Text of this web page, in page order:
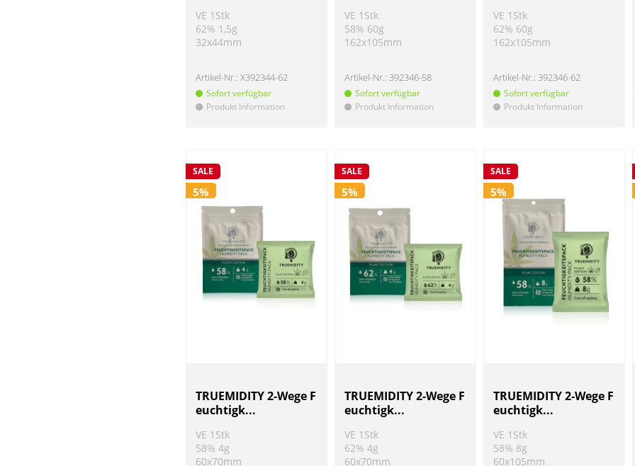
VE 1Stk
62% 1,5g
32x44mm
Artikel-Nr.:X392344-62
Sofort verfügbar
! Produkt Information
VE 1Stk
58% 60g
162x105mm
Artikel-Nr.:392346-58
Sofort verfügbar
! Produkt Information
VE 1Stk
62% 60g
162x105mm
Artikel-Nr.:392346-62
Sofort verfügbar
! Produkt Information
SALE
5%
TRUEMIDITY 2-Wege F
euchtigk...
VE 1Stk
58% 4g
60x70mm
SALE
5%
TRUEMIDITY 2-Wege F
euchtigk...
VE 1Stk
62% 4g
60x70mm
SALE
5%
TRUEMIDITY 2-Wege F
euchtigk...
VE 1Stk
58% 8g
60x105mm